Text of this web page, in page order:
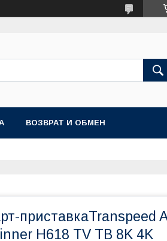
ВОЗВРАТ И ОБМЕН
приставкаTranspeed
H618 TV ТВ 8K 4K